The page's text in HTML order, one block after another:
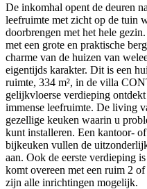
De inkomhal opent de deuren
leefruimte met zicht op de tuin
doorbrengen met het hele
met een grote en praktische
charme van de huizen van
eigentijds karakter. Dit is een
ruimte, 334 m², in de villa
gelijkvloerse verdieping
immense leefruimte. De living
gezellige keuken waarin u
kunt installeren. Een kantoor-
bijkeuken vullen de
aan. Ook de eerste verdieping
komt overeen met een ruim 2
zijn alle inrichtingen mogelijk.